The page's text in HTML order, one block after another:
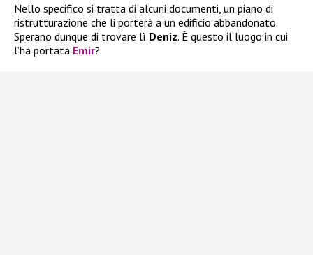
Nello specifico si tratta di alcuni documenti, un piano di
ristrutturazione che li porterà a un edificio abbandonato.
Sperano dunque di trovare lì Deniz. È questo il luogo in cui
l’ha portata Emir?